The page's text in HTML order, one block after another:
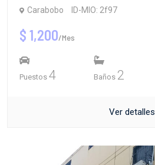
Carabobo ID-MIO: 2f97
$ 1,200/Mes
Puestos 4 Baños 2
Ver detalles